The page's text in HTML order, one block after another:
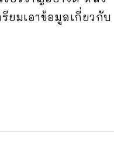
ยมเอาข้อมูลเกี่ยวกับ